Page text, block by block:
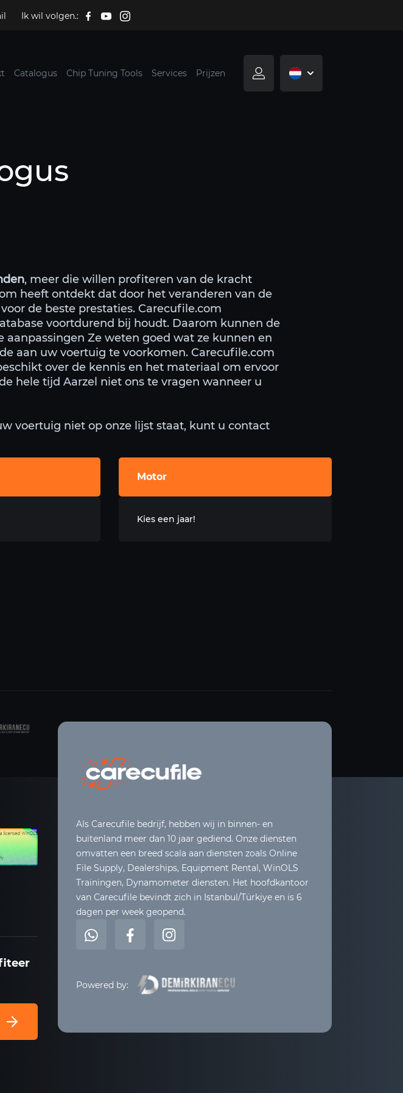
Ik wil volgen.:
Catalogus Chip Tuning Tools Services Prijzen
, meer die willen profiteren van de kracht
heeft ontdekt dat door het veranderen van de
de beste prestaties. Carecufile.com
voortdurend bij houdt. Daarom kunnen de
Ze weten goed wat ze kunnen en
aan uw voertuig te voorkomen. Carecufile.com
over de kennis en het materiaal om ervoor
hele tijd Aarzel niet ons te vragen wanneer u
voertuig niet op onze lijst staat, kunt u contact
Motor
Kies een jaar!
Als Carecufile bedrijf, hebben wij in binnen- en
buitenland meer dan 10 jaar gediend. Onze diensten
omvatten een breed scala aan diensten zoals Online
File Supply, Dealerships, Equipment Rental, WinOLS
Trainingen, Dynamometer diensten. Het hoofdkantoor
van Carecufile bevindt zich in Istanbul/Türkiye en is 6
dagen per week geopend.
Powered by: